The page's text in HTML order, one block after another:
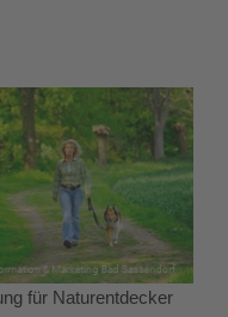
für Naturentdecker